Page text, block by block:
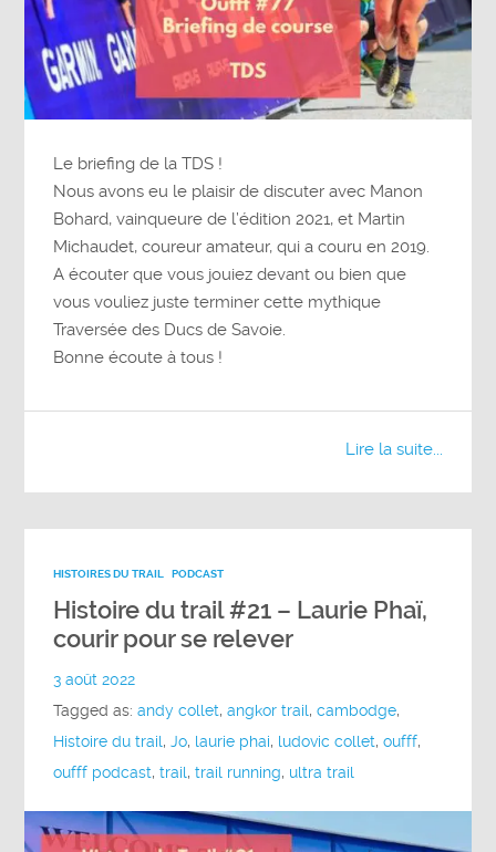
Le briefing de la TDS !
Nous avons eu le plaisir de discuter avec Manon
Bohard, vainqueure de l’édition 2021, et Martin
Michaudet, coureur amateur, qui a couru en 2019.
A écouter que vous jouiez devant ou bien que
vous vouliez juste terminer cette mythique
Traversée des Ducs de Savoie.
Bonne écoute à tous !
Lire la suite...
HISTOIRES DU TRAIL PODCAST
Histoire du trail #21 – Laurie Phaï,
courir pour se relever
3 août 2022
Tagged as:andy collet,angkor trail,cambodge,
Histoire du trail,Jo, laurie phai, ludovic collet,oufff,
oufff podcast,trail,trail running, ultra trail